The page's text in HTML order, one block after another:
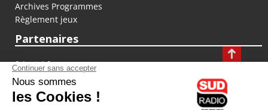
Archives Programmes
Règlement jeux
Partenaires
fiducial.fr
lyoncapitale.fr
olympique-et-lyonnais.com